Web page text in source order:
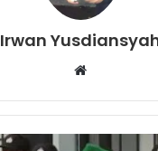
Irwan
b
s